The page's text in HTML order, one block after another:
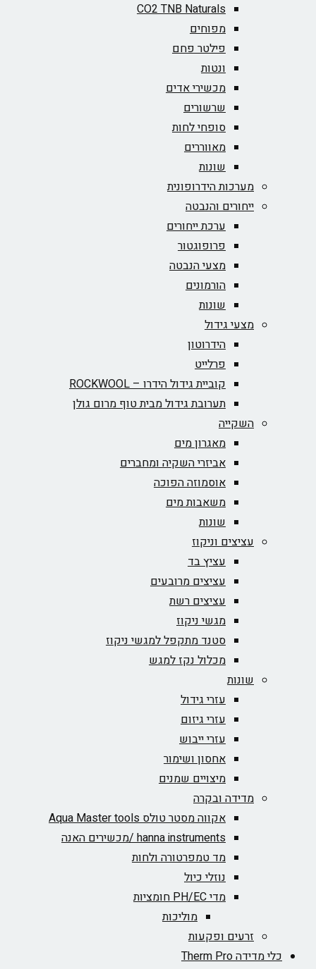
CO2 TNB Naturals
מפוחים
פילטר פחם
ונטות
מכשירי אדים
שרשורים
סופחי לחות
מאווררים
שונות
מערכות הידרופונית
ייחורים והנבטה
ערכת ייחורים
פרופוגטור
מצעי הנבטה
הורמונים
שונות
מצעי גידול
הידרוטון
פרלייט
קוביית גידול הידרו – ROCKWOOL‏
תערובת גידול מבית טוף מרום גולן
השקייה
מאגרון מים
אביזרי השקיה ומחברים
אוסמוזה הפוכה
משאבות מים
שונות
עציצים וניקוז
עציץ בד
עציצים מרובעים
עציצים רשת
מגשי ניקוז
סטנד מתקפל למגשי ניקוז
מכלול נקז למגש
שונות
עזרי גידול
עזרי גיזום
עזרי ייבוש
אחסון ושימור
מיצויים שמנים
מדידה ובקרה
אקווה מסטר טולס Aqua Master tools
hanna instruments /מכשירים האנה
מד טמפרטורה ולחות
נוזלי כיול
מדי PH/EC חומציות
מוליכות
זרעים ופקעות
כלי מדידה Therm Pro